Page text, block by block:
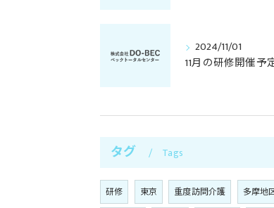
2024/11/01
11月の研修開催予
タグ Tags
研修 東京 重度訪問介護
多摩地